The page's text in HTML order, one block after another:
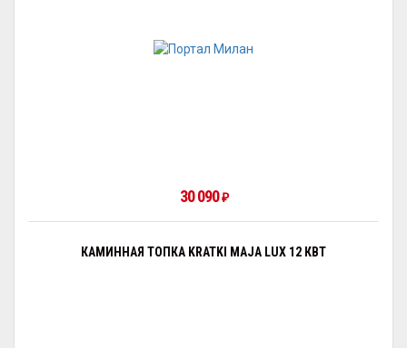
30 090₽
КАМИННАЯ ТОПКА KRATKI MAJA LUX 12 КВТ